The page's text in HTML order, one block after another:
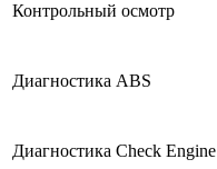
Контрольный осмотр
Диагностика ABS
Диагностика Check Engine